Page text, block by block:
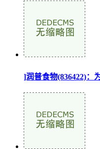
]润普食物(836422)：